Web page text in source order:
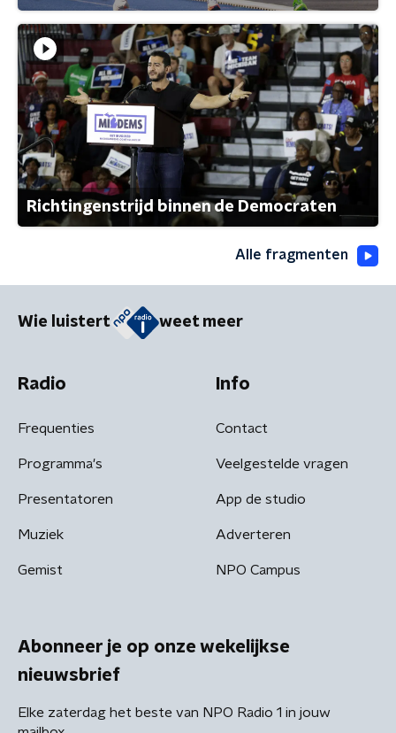
Richtingenstrijd binnen de Democraten
Alle fragmenten
Wie luistert weet meer
Radio
Frequenties
Programma's
Presentatoren
Muziek
Gemist
Info
Contact
Veelgestelde vragen
App de studio
Adverteren
NPO Campus
Abonneer je op onze wekelijkse
nieuwsbrief
Elke zaterdag het beste van NPO Radio 1 in jouw